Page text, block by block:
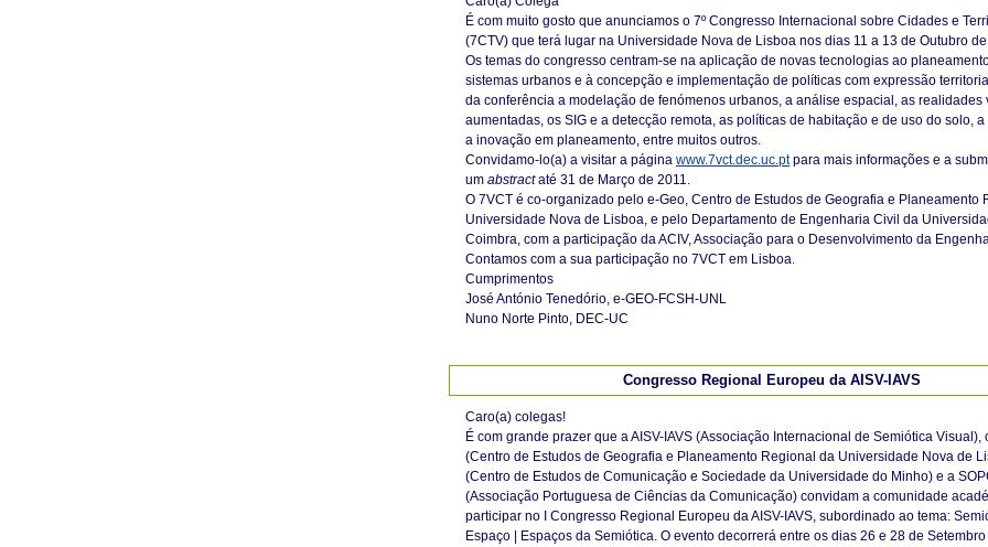
É com muito gosto que anunciamos o 7º Congresso Internacional sobre Cidades e
(7CTV) que terá lugar na Universidade Nova de Lisboa nos dias 11 a 13 de Outubro
Os temas do congresso centram-se na aplicação de novas tecnologias ao
sistemas urbanos e à concepção e implementação de políticas com expressão
da conferência a modelação de fenómenos urbanos, a análise espacial, as realidades
aumentadas, os SIG e a detecção remota, as políticas de habitação e de uso do solo,
a inovação em planeamento, entre muitos outros.
Convidamo-lo(a) a visitar a página www.7vct.dec.uc.ptpara mais informações e a
um abstractaté 31 de Março de 2011.
O 7VCT é co-organizado pelo e-Geo, Centro de Estudos de Geografia e Planeamento
Universidade Nova de Lisboa, e pelo Departamento de Engenharia Civil da
Coimbra, com a participação da ACIV, Associação para o Desenvolvimento da
Contamos com a sua participação no 7VCT em Lisboa.
Cumprimentos
José António Tenedório, e-GEO-FCSH-UNL
Nuno Norte Pinto, DEC-UC
Congresso Regional Europeu da AISV-IAVS
Caro(a) colegas!
É com grande prazer que a AISV-IAVS (Associação Internacional de Semiótica Visual),
(Centro de Estudos de Geografia e Planeamento Regional da Universidade Nova de
(Centro de Estudos de Comunicação e Sociedade da Universidade do Minho) e a
(Associação Portuguesa de Ciências da Comunicação) convidam a comunidade
participar no I Congresso Regional Europeu da AISV-IAVS, subordinado ao tema:
Espaço | Espaços da Semiótica. O evento decorrerá entre os dias 26 e 28 de